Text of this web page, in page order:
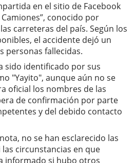
en el sitio de Facebook
conocido por
carreteras del país. Según los
el accidente dejó un
personas fallecidas.
sido identificado por sus
"Yayito", aunque aún no se
oficial los nombres de las
de confirmación por parte
y del debido contacto
no se han esclarecido las
circunstancias en que
informado si hubo otros